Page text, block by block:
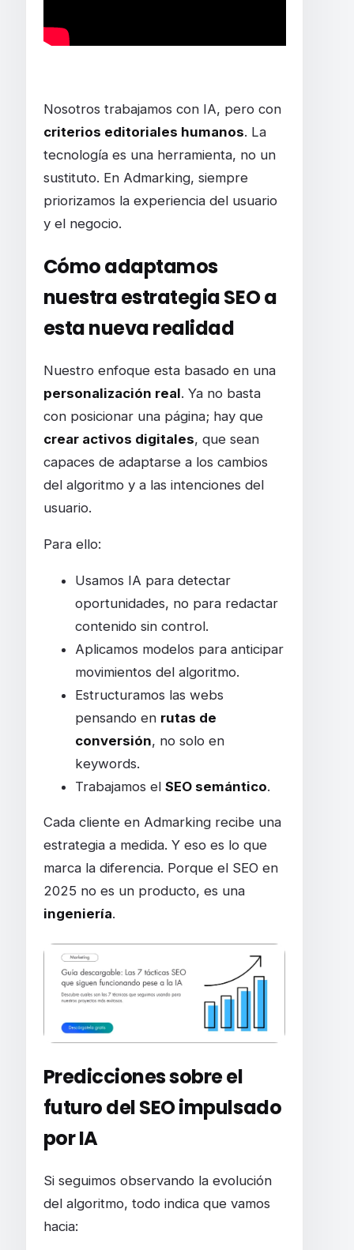
Nosotros trabajamos con IA, pero con
criterios editoriales humanos. La
tecnología es una herramienta, no un
sustituto. En Admarking, siempre
priorizamos la experiencia del usuario
y el negocio.
Cómo adaptamos
nuestra estrategia SEO a
esta nueva realidad
Nuestro enfoque esta basado en una
personalización real. Ya no basta
con posicionar una página; hay que
crear activos digitales, que sean
capaces de adaptarse a los cambios
del algoritmo y a las intenciones del
usuario.
Para ello:
Usamos IA para detectar
oportunidades, no para redactar
contenido sin control.
Aplicamos modelos para anticipar
movimientos del algoritmo.
Estructuramos las webs
pensando en rutas de
conversión, no solo en
keywords.
Trabajamos el SEO semántico.
Cada cliente en Admarking recibe una
estrategia a medida. Y eso es lo que
marca la diferencia. Porque el SEO en
2025 no es un producto, es una
ingeniería.
Predicciones sobre el
futuro del SEO impulsado
por IA
Si seguimos observando la evolución
del algoritmo, todo indica que vamos
hacia: